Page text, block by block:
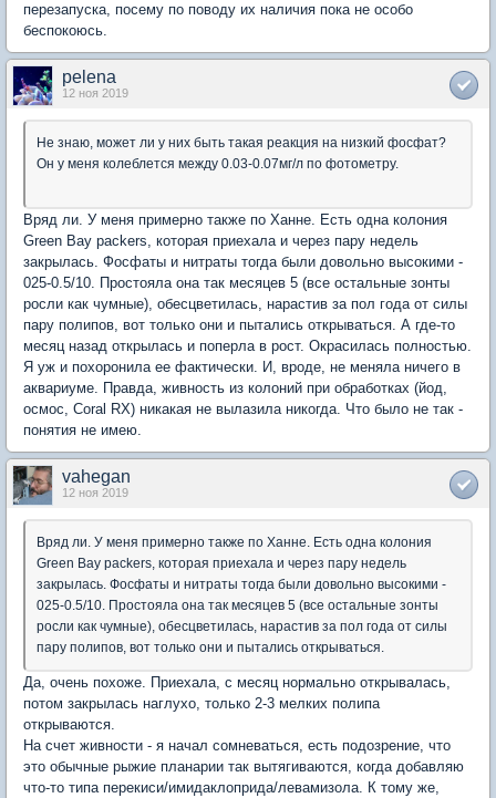
перезапуска, посему по поводу их наличия пока не особо
беспокоюсь.
pelena
12 ноя 2019
Не знаю, может ли у них быть такая реакция на низкий фосфат?
Он у меня колеблется между 0.03-0.07мг/л по фотометру.
Вряд ли. У меня примерно также по Ханне. Есть одна колония
Green Bay packers, которая приехала и через пару недель
закрылась. Фосфаты и нитраты тогда были довольно высокими -
025-0.5/10. Простояла она так месяцев 5 (все остальные зонты
росли как чумные), обесцветилась, нарастив за пол года от силы
пару полипов, вот только они и пытались открываться. А где-то
месяц назад открылась и поперла в рост. Окрасилась полностью.
Я уж и похоронила ее фактически. И, вроде, не меняла ничего в
аквариуме. Правда, живность из колоний при обработках (йод,
осмос, Coral RX) никакая не вылазила никогда. Что было не так -
понятия не имею.
vahegan
12 ноя 2019
Вряд ли. У меня примерно также по Ханне. Есть одна колония
Green Bay packers, которая приехала и через пару недель
закрылась. Фосфаты и нитраты тогда были довольно высокими -
025-0.5/10. Простояла она так месяцев 5 (все остальные зонты
росли как чумные), обесцветилась, нарастив за пол года от силы
пару полипов, вот только они и пытались открываться.
Да, очень похоже. Приехала, с месяц нормально открывалась,
потом закрылась наглухо, только 2-3 мелких полипа
открываются.
На счет живности - я начал сомневаться, есть подозрение, что
это обычные рыжие планарии так вытягиваются, когда добавляю
что-то типа перекиси/имидаклоприда/левамизола. К тому же,